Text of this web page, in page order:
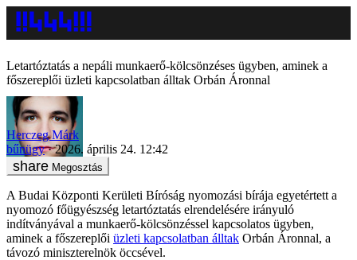
Letartóztatás a nepáli munkaerő-kölcsönzéses ügyben, aminek a
főszereplői üzleti kapcsolatban álltak Orbán Áronnal
Herczeg Márk
bűnügy
2026. április 24. 12:42
Megosztás
A Budai Központi Kerületi Bíróság nyomozási bírája egyetértett a
nyomozó főügyészség letartóztatás elrendelésére irányuló
indítványával a munkaerő-kölcsönzéssel kapcsolatos ügyben,
aminek a főszereplői üzleti kapcsolatban álltak Orbán Áronnal, a
távozó miniszterelnök öccsével.